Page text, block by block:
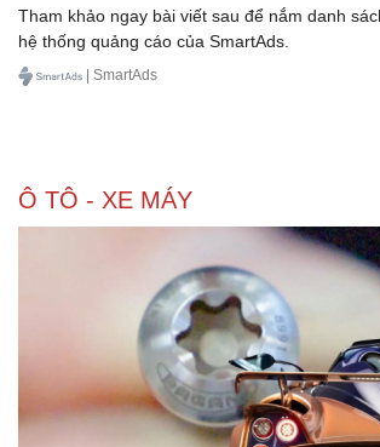
Dinh dưỡng - món ngon
Cây thuốc
Nhi khoa
Ăn sạch sống khỏe
Nhà đẹp
Tham khảo ngay bài viết sau để nắm danh
hệ thống quảng cáo của SmartAds.
| SmartAds
Ô TÔ - XE MÁY